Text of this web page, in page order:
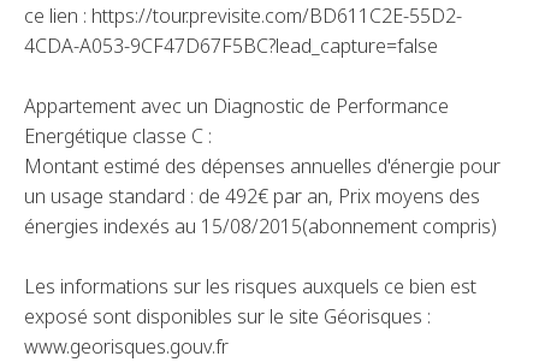
ce lien : https://tour.previsite.com/BD611C2E-55D2-
4CDA-A053-9CF47D67F5BC?lead_capture=false
Appartement avec un Diagnostic de Performance
Energétique classe C :
Montant estimé des dépenses annuelles d'énergie pour
un usage standard : de 492€ par an, Prix moyens des
énergies indexés au 15/08/2015(abonnement compris)
Les informations sur les risques auxquels ce bien est
exposé sont disponibles sur le site Géorisques :
www.georisques.gouv.fr